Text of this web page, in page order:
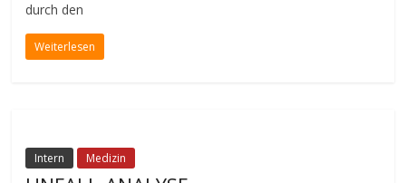
durch den
Weiterlesen
Intern Medizin